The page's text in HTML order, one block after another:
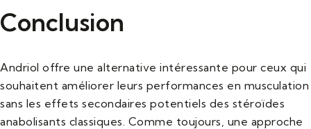
Conclusion
Andriol offre une alternative intéressante pour ceux qui
souhaitent améliorer leurs performances en musculation
sans les effets secondaires potentiels des stéroïdes
anabolisants classiques. Comme toujours, une approche